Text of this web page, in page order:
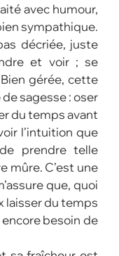
avec humour,
sympathique.
décriée, juste
et voir ; se
gérée, cette
sagesse : oser
du temps avant
l’intuition que
prendre telle
mûre. C’est une
que, quoi
laisser du temps
besoin de